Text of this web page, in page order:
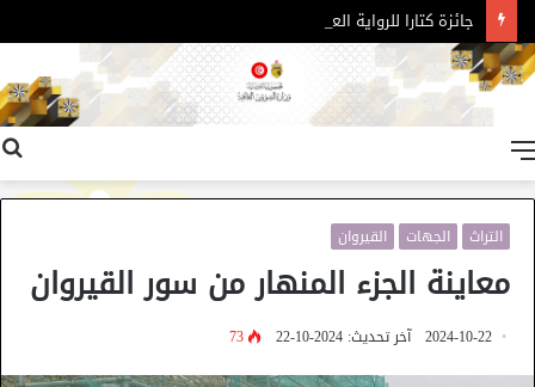
جائزة كتارا للرواية العربية – الدورة 11
التراث الجهات القيروان
معاينة الجزء المنهار من سور القيروان
2024-10-22 آخر تحديث: 2024-10-22 73